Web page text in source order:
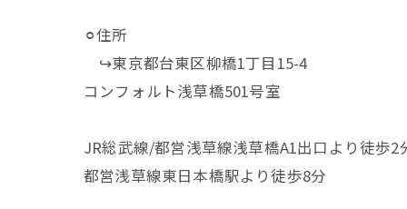
⚪︎住所
↪︎東京都台東区柳橋1丁目15-4
コンフォルト浅草橋501号室
JR総武線/都営浅草線浅草橋A1出口より徒歩2
都営浅草線東日本橋駅より徒歩8分